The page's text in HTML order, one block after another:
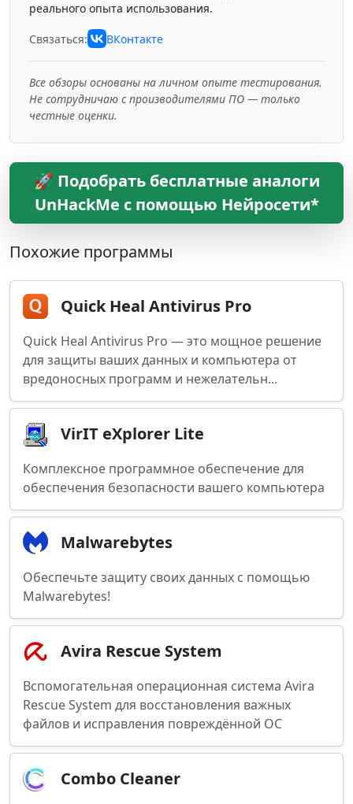
реального опыта использования.
Связаться: ВКонтакте
Все обзоры основаны на личном опыте тестирования.
Не сотрудничаю с производителями ПО — только
честные оценки.
🚀 Подобрать бесплатные аналоги
UnHackMe с помощью Нейросети*
Похожие программы
Quick Heal Antivirus Pro
Quick Heal Antivirus Pro — это мощное решение
для защиты ваших данных и компьютера от
вредоносных программ и нежелательн...
VirIT eXplorer Lite
Комплексное программное обеспечение для
обеспечения безопасности вашего компьютера
Malwarebytes
Обеспечьте защиту своих данных с помощью
Malwarebytes!
Avira Rescue System
Вспомогательная операционная система Avira
Rescue System для восстановления важных
файлов и исправления повреждённой ОС
Combo Cleaner